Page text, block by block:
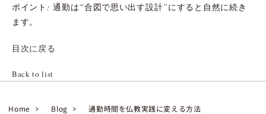
ポイント: 通勤は“合図で思い出す設計”にすると自然に続き
ます。
目次に戻る
Back to list
Home Blog 通勤時間を仏教実践に変える方法